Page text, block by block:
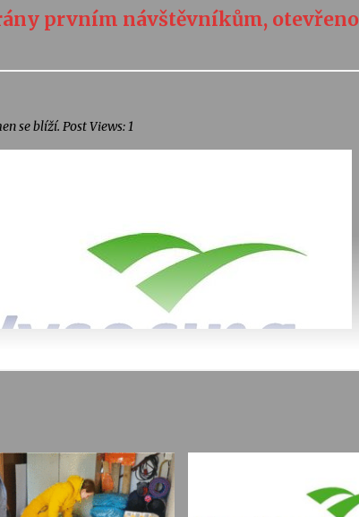
prvním návštěvníkům, otevřeno
se blíží. Post Views: 1